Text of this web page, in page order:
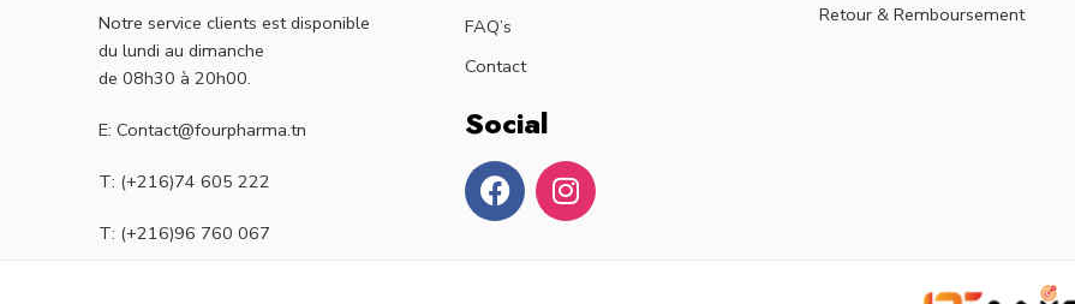
Notre service clients est disponible
du lundi au dimanche
de 08h30 à 20h00.
E: Contact@fourpharma.tn
T: (+216)74 605 222
T: (+216)96 760 067
FAQ’s
Contact
Social
Retour & Remboursement